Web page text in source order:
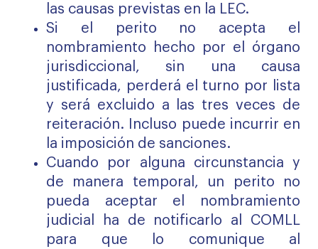
las causas previstas en la LEC.
Si el perito no acepta el
nombramiento hecho por el órgano
jurisdiccional, sin una causa
justificada, perderá el turno por lista
y será excluido a las tres veces de
reiteración. Incluso puede incurrir en
la imposición de sanciones.
Cuando por alguna circunstancia y
de manera temporal, un perito no
pueda aceptar el nombramiento
judicial ha de notificarlo al COMLL
para que lo comunique al